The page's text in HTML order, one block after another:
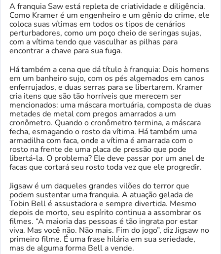
A franquia Saw está repleta de criatividade e diligência.
Como Kramer é um engenheiro e um gênio do crime, ele
coloca suas vítimas em todos os tipos de cenários
perturbadores, como um poço cheio de seringas sujas,
com a vítima tendo que vasculhar as pilhas para
encontrar a chave para sua fuga.
Há também a cena que dá título à franquia: Dois homens
em um banheiro sujo, com os pés algemados em canos
enferrujados, e duas serras para se libertarem. Kramer
cria itens que são tão horríveis que merecem ser
mencionados: uma máscara mortuária, composta de duas
metades de metal com pregos amarrados a um
cronômetro. Quando o cronômetro termina, a máscara
fecha, esmagando o rosto da vítima. Há também uma
armadilha com faca, onde a vítima é amarrada com o
rosto na frente de uma placa de pressão que pode
libertá-la. O problema? Ele deve passar por um anel de
facas que cortará seu rosto toda vez que ele progredir.
Jigsaw é um daqueles grandes vilões do terror que
podem sustentar uma franquia. A atuação gelada de
Tobin Bell é assustadora e sempre divertida. Mesmo
depois de morto, seu espírito continua a assombrar os
filmes. “A maioria das pessoas é tão ingrata por estar
viva. Mas você não. Não mais. Fim do jogo”, diz Jigsaw no
primeiro filme. É uma frase hilária em sua seriedade,
mas de alguma forma Bell a vende.